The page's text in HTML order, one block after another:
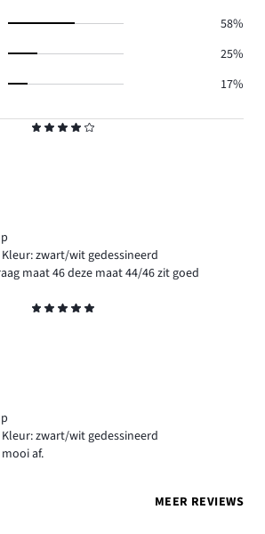
Kleur: zwart/wit gedessineerd
maat 46 deze maat 44/46 zit goed
Kleur: zwart/wit gedessineerd
af.
MEER REVIEWS
58%
25%
17%